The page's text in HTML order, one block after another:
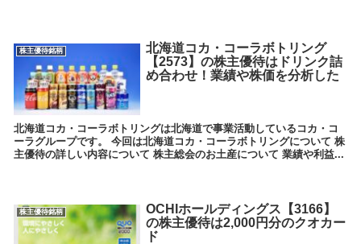
株主優待銘柄
北海道コカ・コーラボトリング
【2573】の株主優待はドリンク詰
め合わせ！業績や株価を分析した
北海道コカ・コーラボトリングは北海道で事業活動しているコカ・コ
ーラグループです。 今回は北海道コカ・コーラボトリングについて 株
主優待の詳しい内容について 株主総会のお土産について 業績や利益...
株主優待銘柄
OCHIホールディングス【3166】
の株主優待は2,000円分のクオカー
ド